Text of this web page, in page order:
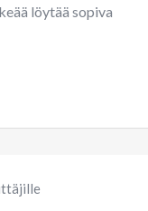
löytää sopiva